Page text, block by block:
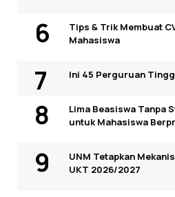
Tips & Trik Membuat
Mahasiswa
Ini 45 Perguruan
Lima Beasiswa Tanpa
untuk Mahasiswa
UNM Tetapkan
UKT 2026/2027